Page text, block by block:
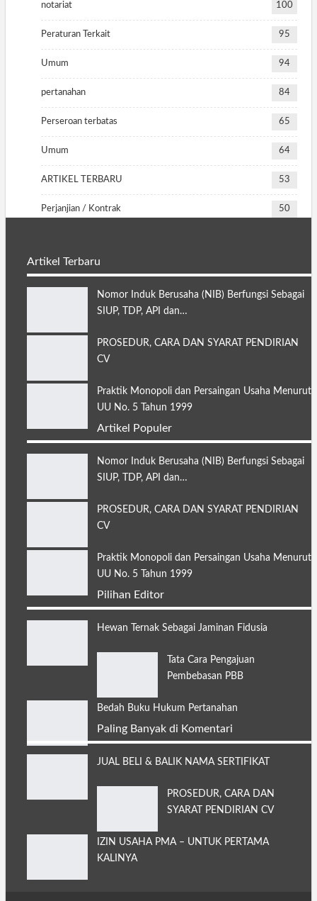
notariat 100
Peraturan Terkait 95
Umum 94
pertanahan 84
Perseroan terbatas 65
Umum 64
ARTIKEL TERBARU 53
Perjanjian / Kontrak 50
Artikel Terbaru
Nomor Induk Berusaha (NIB) Berfungsi Sebagai
SIUP, TDP, API dan…
PROSEDUR, CARA DAN SYARAT PENDIRIAN
CV
Praktik Monopoli dan Persaingan Usaha Menurut
UU No. 5 Tahun 1999
Artikel Populer
Nomor Induk Berusaha (NIB) Berfungsi Sebagai
SIUP, TDP, API dan…
PROSEDUR, CARA DAN SYARAT PENDIRIAN
CV
Praktik Monopoli dan Persaingan Usaha Menurut
UU No. 5 Tahun 1999
Pilihan Editor
Hewan Ternak Sebagai Jaminan Fidusia
Tata Cara Pengajuan
Pembebasan PBB
Bedah Buku Hukum Pertanahan
Paling Banyak di Komentari
JUAL BELI & BALIK NAMA SERTIFIKAT
PROSEDUR, CARA DAN
SYARAT PENDIRIAN CV
IZIN USAHA PMA – UNTUK PERTAMA
KALINYA